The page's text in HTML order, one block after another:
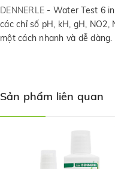
DENNERLE - Water Test 6
các chỉ số pH, kH, gH, NO2,
một cách nhanh và dễ dàng.
Sản phẩm liên quan